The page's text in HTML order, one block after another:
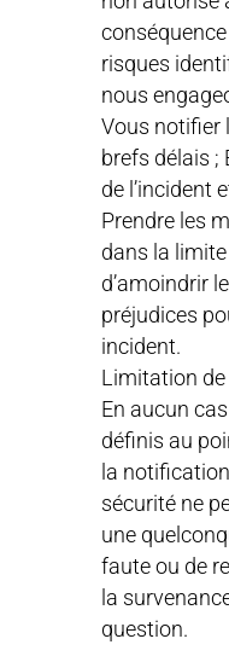
risques
nous
Vous notifier
brefs délais ;
de l’incident
Prendre les
dans la
d’amoindrir
préjudices
incident.
Limitation
En aucun
définis au
la
sécurité ne
une
faute ou de
la
question.